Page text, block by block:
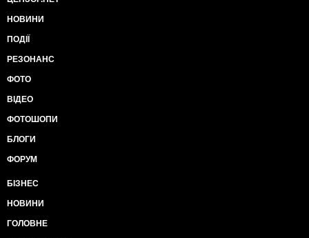
НОВИНИ
ПОДІЇ
РЕЗОНАНС
ФОТО
ВІДЕО
ФОТОШОПИ
БЛОГИ
ФОРУМ
БІЗНЕС
НОВИНИ
ГОЛОВНЕ